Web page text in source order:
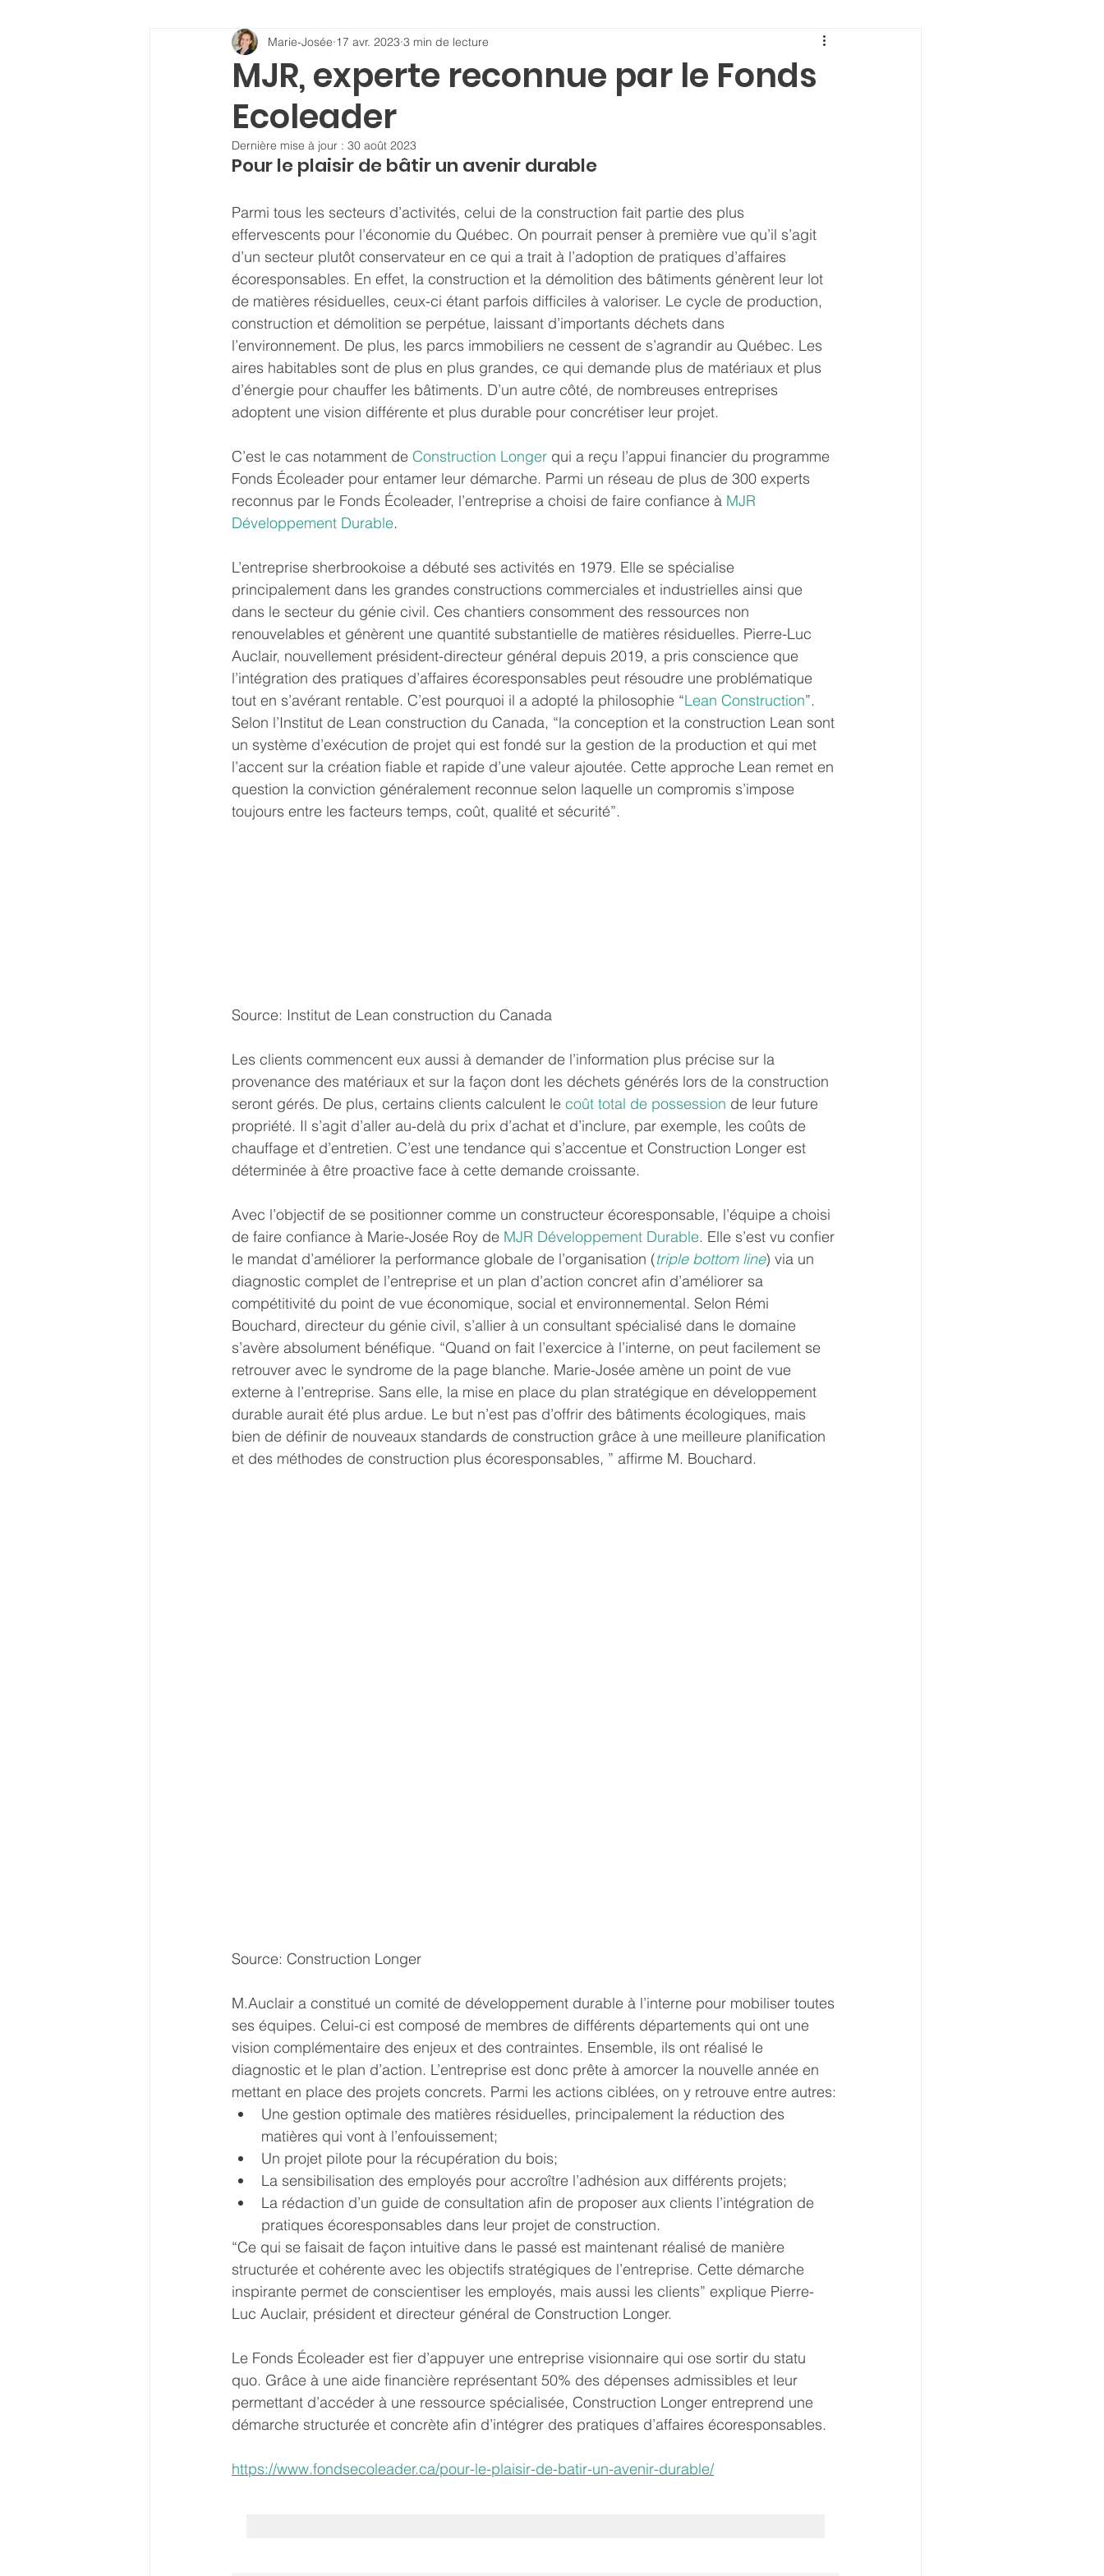
MJR, experte reconnue par le Fonds
Ecoleader
Marie-Josée 17 avr. 2023 3 min de lecture
Dernière mise à jour : 30 août 2023
Pour le plaisir de bâtir un avenir durable
Parmi tous les secteurs d’activités, celui de la construction fait partie des plus
effervescents pour l’économie du Québec. On pourrait penser à première vue qu’il s’agit
d’un secteur plutôt conservateur en ce qui a trait à l’adoption de pratiques d’affaires
écoresponsables. En effet, la construction et la démolition des bâtiments génèrent leur lot
de matières résiduelles, ceux-ci étant parfois difficiles à valoriser. Le cycle de production,
construction et démolition se perpétue, laissant d’importants déchets dans
l’environnement. De plus, les parcs immobiliers ne cessent de s’agrandir au Québec. Les
aires habitables sont de plus en plus grandes, ce qui demande plus de matériaux et plus
d’énergie pour chauffer les bâtiments. D’un autre côté, de nombreuses entreprises
adoptent une vision différente et plus durable pour concrétiser leur projet.
C’est le cas notamment de Construction Longer qui a reçu l’appui financier du programme
Fonds Écoleader pour entamer leur démarche. Parmi un réseau de plus de 300 experts
reconnus par le Fonds Écoleader, l’entreprise a choisi de faire confiance à MJR
Développement Durable.
L’entreprise sherbrookoise a débuté ses activités en 1979. Elle se spécialise
principalement dans les grandes constructions commerciales et industrielles ainsi que
dans le secteur du génie civil. Ces chantiers consomment des ressources non
renouvelables et génèrent une quantité substantielle de matières résiduelles. Pierre-Luc
Auclair, nouvellement président-directeur général depuis 2019, a pris conscience que
l’intégration des pratiques d’affaires écoresponsables peut résoudre une problématique
tout en s’avérant rentable. C’est pourquoi il a adopté la philosophie “Lean Construction”.
Selon l’Institut de Lean construction du Canada, “la conception et la construction Lean sont
un système d’exécution de projet qui est fondé sur la gestion de la production et qui met
l’accent sur la création fiable et rapide d’une valeur ajoutée. Cette approche Lean remet en
question la conviction généralement reconnue selon laquelle un compromis s’impose
toujours entre les facteurs temps, coût, qualité et sécurité”.
Source: Institut de Lean construction du Canada
Les clients commencent eux aussi à demander de l’information plus précise sur la
provenance des matériaux et sur la façon dont les déchets générés lors de la construction
seront gérés. De plus, certains clients calculent le coût total de possession de leur future
propriété. Il s’agit d’aller au-delà du prix d’achat et d’inclure, par exemple, les coûts de
chauffage et d’entretien. C’est une tendance qui s’accentue et Construction Longer est
déterminée à être proactive face à cette demande croissante.
Avec l’objectif de se positionner comme un constructeur écoresponsable, l’équipe a choisi
de faire confiance à Marie-Josée Roy de MJR Développement Durable. Elle s’est vu confier
le mandat d’améliorer la performance globale de l’organisation (triple bottom line) via un
diagnostic complet de l’entreprise et un plan d’action concret afin d’améliorer sa
compétitivité du point de vue économique, social et environnemental. Selon Rémi
Bouchard, directeur du génie civil, s’allier à un consultant spécialisé dans le domaine
s’avère absolument bénéfique. “Quand on fait l’exercice à l’interne, on peut facilement se
retrouver avec le syndrome de la page blanche. Marie-Josée amène un point de vue
externe à l’entreprise. Sans elle, la mise en place du plan stratégique en développement
durable aurait été plus ardue. Le but n’est pas d’offrir des bâtiments écologiques, mais
bien de définir de nouveaux standards de construction grâce à une meilleure planification
et des méthodes de construction plus écoresponsables, ” affirme M. Bouchard.
Source: Construction Longer
M.Auclair a constitué un comité de développement durable à l’interne pour mobiliser toutes
ses équipes. Celui-ci est composé de membres de différents départements qui ont une
vision complémentaire des enjeux et des contraintes. Ensemble, ils ont réalisé le
diagnostic et le plan d’action. L’entreprise est donc prête à amorcer la nouvelle année en
mettant en place des projets concrets. Parmi les actions ciblées, on y retrouve entre autres:
Une gestion optimale des matières résiduelles, principalement la réduction des
matières qui vont à l’enfouissement;
Un projet pilote pour la récupération du bois;
La sensibilisation des employés pour accroître l’adhésion aux différents projets;
La rédaction d’un guide de consultation afin de proposer aux clients l’intégration de
pratiques écoresponsables dans leur projet de construction.
“Ce qui se faisait de façon intuitive dans le passé est maintenant réalisé de manière
structurée et cohérente avec les objectifs stratégiques de l’entreprise. Cette démarche
inspirante permet de conscientiser les employés, mais aussi les clients” explique Pierre-
Luc Auclair, président et directeur général de Construction Longer.
Le Fonds Écoleader est fier d’appuyer une entreprise visionnaire qui ose sortir du statu
quo. Grâce à une aide financière représentant 50% des dépenses admissibles et leur
permettant d’accéder à une ressource spécialisée, Construction Longer entreprend une
démarche structurée et concrète afin d’intégrer des pratiques d’affaires écoresponsables.
https://www.fondsecoleader.ca/pour-le-plaisir-de-batir-un-avenir-durable/